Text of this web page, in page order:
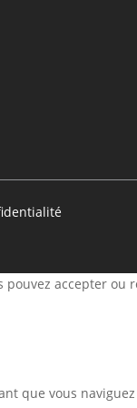
pouvez accepter ou
que vous